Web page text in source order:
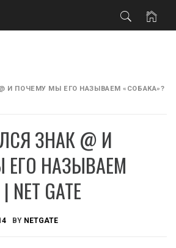
И ПОЧЕМУ МЫ ЕГО НАЗЫВАЕМ «СОБАКА»?
ЗНАК @ И
НАЗЫВАЕМ
GATE
BY NETGATE